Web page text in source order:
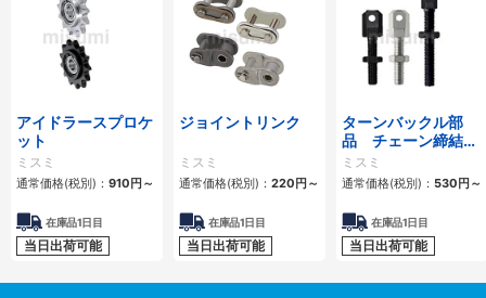
アイドラースプロケ
ット
ミスミ
通常価格(税別)： 910円～
在庫品1日目
当日出荷可能
ジョイントリンク
ミスミ
通常価格(税別)： 220円～
在庫品1日目
当日出荷可能
ターンバックル部
品 チェーン締結
用 スタンダードタ
イプ・ロングタイプ
ミスミ
通常価格(税別)： 530円～
在庫品1日目
当日出荷可能